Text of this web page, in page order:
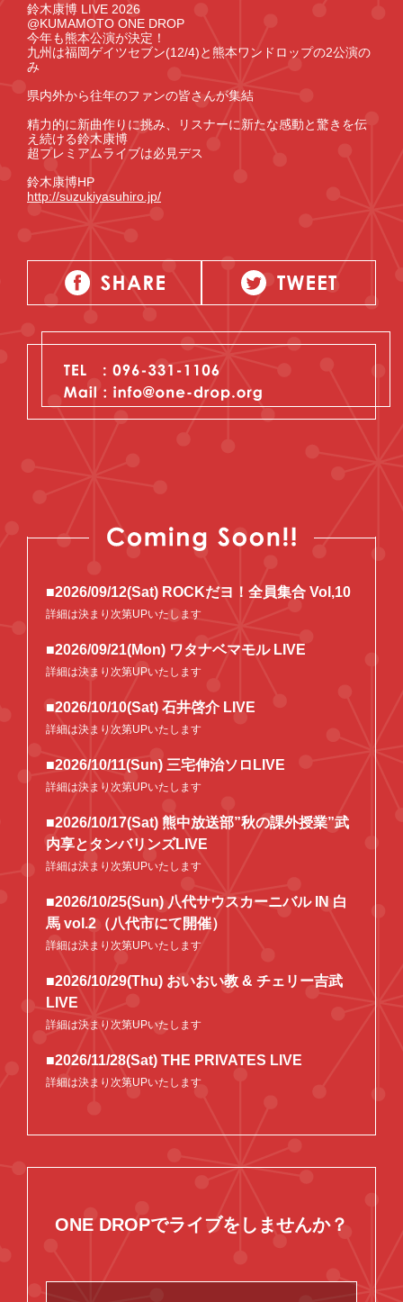
鈴木康博 LIVE 2026
@KUMAMOTO ONE DROP
今年も熊本公演が決定！
九州は福岡ゲイツセブン(12/4)と熊本ワンドロップの2公演の
み
県内外から往年のファンの皆さんが集結
精力的に新曲作りに挑み、リスナーに新たな感動と驚きを伝
え続ける鈴木康博
超プレミアムライブは必見デス
鈴木康博HP
http://suzukiyasuhiro.jp/
■2026/09/12(Sat) ROCKだヨ！全員集合 Vol,10
詳細は決まり次第UPいたします
■2026/09/21(Mon) ワタナベマモル LIVE
詳細は決まり次第UPいたします
■2026/10/10(Sat) 石井啓介 LIVE
詳細は決まり次第UPいたします
■2026/10/11(Sun) 三宅伸治ソロLIVE
詳細は決まり次第UPいたします
■2026/10/17(Sat) 熊中放送部”秋の課外授業”武
内享とタンバリンズLIVE
詳細は決まり次第UPいたします
■2026/10/25(Sun) 八代サウスカーニバル IN 白
馬 vol.2（八代市にて開催）
詳細は決まり次第UPいたします
■2026/10/29(Thu) おいおい教 & チェリー吉武
LIVE
詳細は決まり次第UPいたします
■2026/11/28(Sat) THE PRIVATES LIVE
詳細は決まり次第UPいたします
ONE DROPでライブをしませんか？